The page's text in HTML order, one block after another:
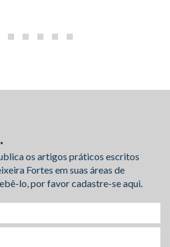
os artigos práticos escritos
Fortes em suas áreas de
lo, por favor cadastre-se aqui.